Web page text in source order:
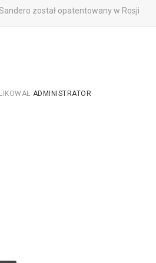
został opatentowany w Rosji
ADMINISTRATOR